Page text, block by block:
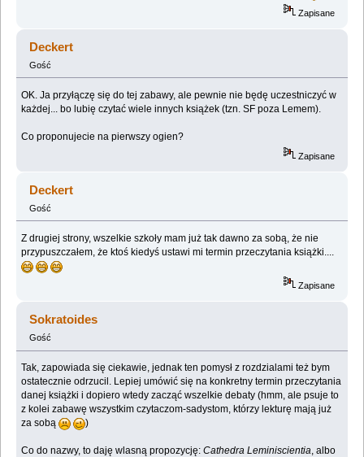
Zapisane
Deckert
Gość
OK. Ja przyłączę się do tej zabawy, ale pewnie nie będę uczestniczyć w
każdej... bo lubię czytać wiele innych książek (tzn. SF poza Lemem).
Co proponujecie na pierwszy ogien?
Zapisane
Deckert
Gość
Z drugiej strony, wszelkie szkoły mam już tak dawno za sobą, że nie
przypuszczałem, że ktoś kiedyś ustawi mi termin przeczytania książki....
Zapisane
Sokratoides
Gość
Tak, zapowiada się ciekawie, jednak ten pomysł z rozdzialami też bym
ostatecznie odrzucil. Lepiej umówić się na konkretny termin przeczytania
danej książki i dopiero wtedy zacząć wszelkie debaty (hmm, ale psuje to
z kolei zabawę wszystkim czytaczom-sadystom, którzy lekturę mają już
za sobą
)
Co do nazwy, to daję wlasną propozycję:Cathedra Leminiscientia, albo